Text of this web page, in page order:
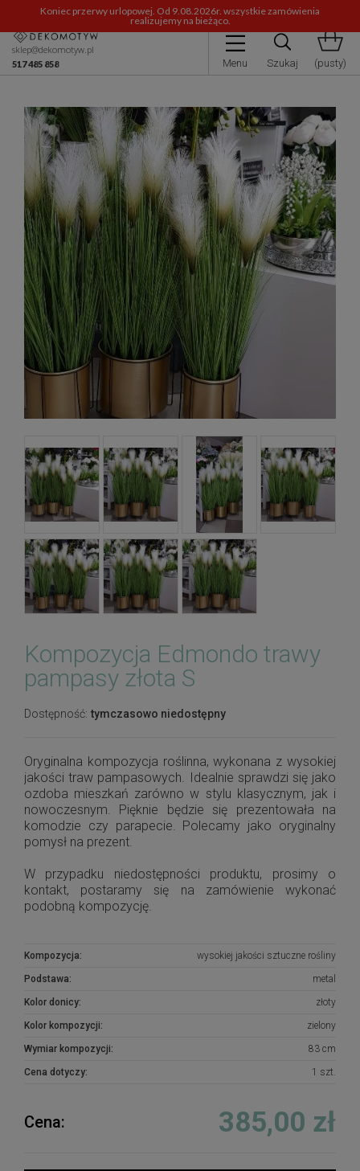
Koniec przerwy urlopowej. Od 9.08.2026r. wszystkie zamówienia
realizujemy na bieżąco.
Menu Szukaj (pusty)
sklep@dekomotyw.pl
517 485 858
Kompozycja Edmondo trawy
pampasy złota S
Dostępność: tymczasowo niedostępny
Oryginalna kompozycja roślinna, wykonana z wysokiej
jakości traw pampasowych. Idealnie sprawdzi się jako
ozdoba mieszkań zarówno w stylu klasycznym, jak i
nowoczesnym. Pięknie będzie się prezentowała na
komodzie czy parapecie. Polecamy jako oryginalny
pomysł na prezent.
W przypadku niedostępności produktu, prosimy o
kontakt, postaramy się na zamówienie wykonać
podobną kompozycję.
Kompozycja: wysokiej jakości sztuczne rośliny
Podstawa: metal
Kolor donicy: złoty
Kolor kompozycji: zielony
Wymiar kompozycji: 83 cm
Cena dotyczy: 1 szt.
Cena: 385,00 zł